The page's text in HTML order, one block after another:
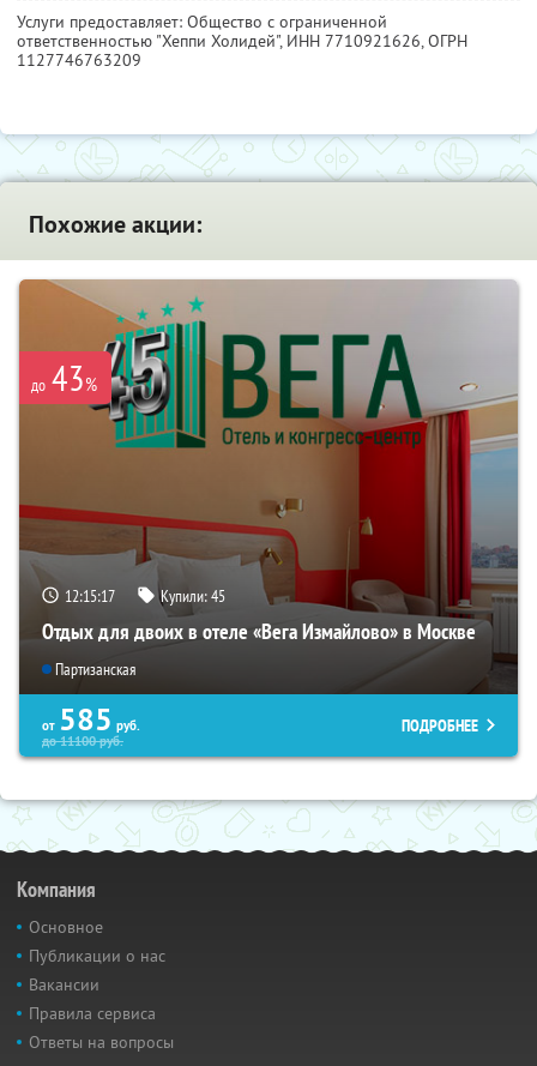
Услуги предоставляет: Общество с ограниченной
ответственностью "Хеппи Холидей", ИНН 7710921626, ОГРН
1127746763209
Похожие акции:
до 43%
12:15:16 Купили:45
Отдых для двоих в отеле «Вега Измайлово» в Москве
Партизанская
от 585 руб.
до11100руб.
ПОДРОБНЕЕ
Компания
Основное
Публикации о нас
Вакансии
Правила сервиса
Ответы на вопросы